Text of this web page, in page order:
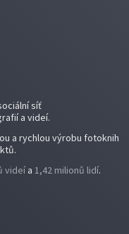
síť
a videí.
a rychlou výrobu fotoknih
videí a 1,42 milionů lidí.